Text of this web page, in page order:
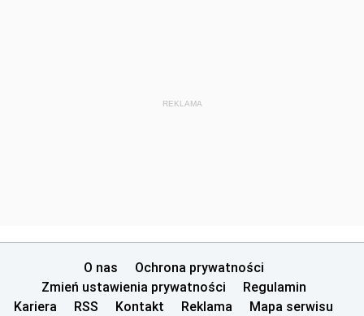
REKLAMA
O nas
Ochrona prywatności
Zmień ustawienia prywatności
Regulamin
Kariera
RSS Kontakt Reklama Mapa serwisu